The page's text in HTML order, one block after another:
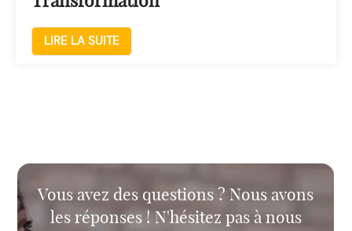
LIRE LA SUITE
Vous avez des questions ? Nous avons
les réponses ! N'hésitez pas à nous